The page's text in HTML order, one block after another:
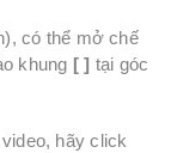
có thể mở chế
khung [ ] tại góc
hãy click